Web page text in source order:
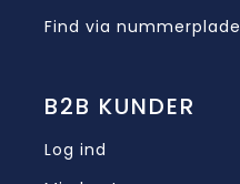
Find via nummerplade
B2B KUNDER
Log ind